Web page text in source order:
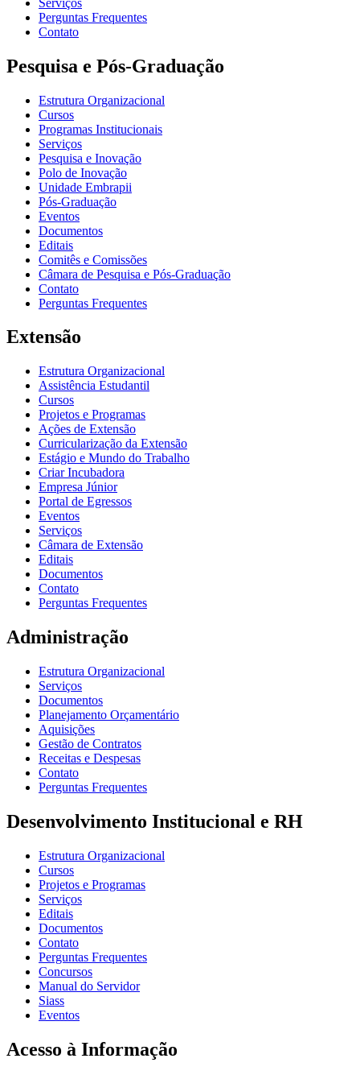
Perguntas Frequentes
Contato
Pesquisa e Pós-Graduação
Estrutura Organizacional
Cursos
Programas Institucionais
Serviços
Pesquisa e Inovação
Polo de Inovação
Unidade Embrapii
Pós-Graduação
Eventos
Documentos
Editais
Comitês e Comissões
Câmara de Pesquisa e Pós-Graduação
Contato
Perguntas Frequentes
Extensão
Estrutura Organizacional
Assistência Estudantil
Cursos
Projetos e Programas
Ações de Extensão
Curricularização da Extensão
Estágio e Mundo do Trabalho
Criar Incubadora
Empresa Júnior
Portal de Egressos
Eventos
Serviços
Câmara de Extensão
Editais
Documentos
Contato
Perguntas Frequentes
Administração
Estrutura Organizacional
Serviços
Documentos
Planejamento Orçamentário
Aquisições
Gestão de Contratos
Receitas e Despesas
Contato
Perguntas Frequentes
Desenvolvimento Institucional e RH
Estrutura Organizacional
Cursos
Projetos e Programas
Serviços
Editais
Documentos
Contato
Perguntas Frequentes
Concursos
Manual do Servidor
Siass
Eventos
Acesso à Informação